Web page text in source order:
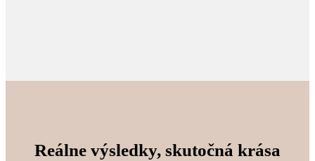
Reálne výsledky, skutočná krása